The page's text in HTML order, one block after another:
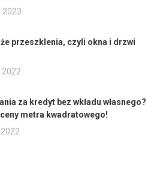
2023
przeszklenia, czyli okna i drzwi
za kredyt bez wkładu własnego?
metra kwadratowego!